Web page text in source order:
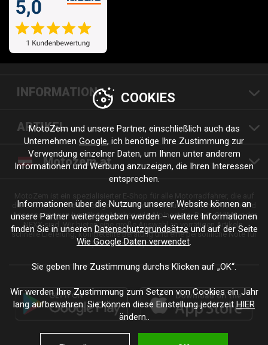
INFORMATION
ARTIKEL
Motozem.at
der Suche nach hochwertiger Motorradbekleidung, Zubehör, Teilen und
Accessoires von bewährten Marken wie Alpinestars, Revit, SHIMA oder
NEXX sind. Wir bieten eine große Auswahl an vorrätigen Artikeln,
schnelle Lieferung, kompetente Beratung und eine persönliche Note für
jede Fahrt und jeden Stil.
COOKIES
MotoZem und unsere Partner, einschließlich auch das
Unternehmen Google, ich benötige Ihre Zustimmung zur
Verwendung einzelner Daten, um Ihnen unter anderem
Informationen und Werbung anzuzeigen, die Ihren Interessen
entsprechen.
Informationen über die Nutzung unserer Website können an
unsere Partner weitergegeben werden – weitere Informationen
finden Sie in unseren Datenschutzgrundsätze und auf der Seite
Wie Google Daten verwendet.
Sie geben Ihre Zustimmung durchs Klicken auf „OK“.
Wir werden Ihre Zustimmung zum Setzen von Cookies ein Jahr
lang aufbewahren. Sie können diese Einstellung jederzeitHIER
ändern..